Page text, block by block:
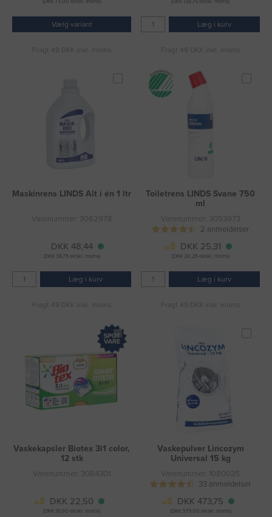
Vælg variant
Fragt 49 DKK inkl. moms
Læg i kurv
Fragt 49 DKK inkl. moms
Maskinrens LINDS Alt i én 1 ltr
Varenummer: 3082978
DKK 48,44
(DKK 38,75 ekskl. moms)
Læg i kurv
Fragt 49 DKK inkl. moms
Toiletrens LINDS Svane 750
ml
Varenummer: 3053973
2 anmeldelser
DKK 25,31
(DKK 20,25 ekskl. moms)
Læg i kurv
Fragt 49 DKK inkl. moms
Vaskekapsler Biotex 3i1 color,
12 stk
Varenummer: 3084301
DKK 22,50
(DKK 18,00 ekskl. moms)
Vaskepulver Lincozym
Universal 15 kg
Varenummer: 1080035
33 anmeldelser
DKK 473,75
(DKK 379,00 ekskl. moms)